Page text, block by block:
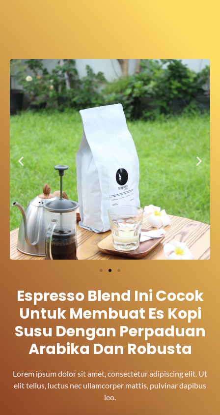
Espresso Blend Ini Cocok
Untuk Membuat Es Kopi
Susu Dengan Perpaduan
Arabika Dan Robusta
Lorem ipsum dolor sit amet, consectetur adipiscing elit. Ut
elit tellus, luctus nec ullamcorper mattis, pulvinar dapibus
leo.